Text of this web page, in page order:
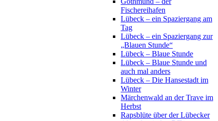
Fischereihafen
Lübeck – ein Spaziergang am
Tag
Lübeck – ein Spaziergang zur
„Blauen Stunde“
Lübeck – Blaue Stunde
Lübeck – Blaue Stunde und
auch mal anders
Lübeck – Die Hansestadt im
Winter
Märchenwald an der Trave im
Herbst
Rapsblüte über der Lübecker